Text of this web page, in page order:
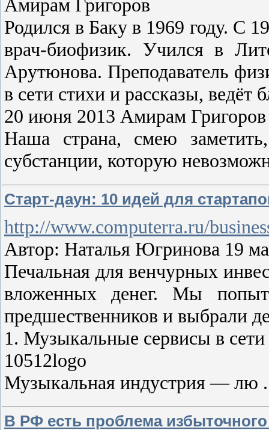
Амирам Григоров
Родился в Баку в 1969 году. С
врач-биофизик. Учился в
Арутюнова. Преподаватель
в сети стихи и рассказы,
20 июня 2013 Амирам Григоров
Наша страна, смею
субстанции, которую
Старт-даун: 10 идей для
http://www.computerra.ru/
Автор: Наталья Югринова 19
Печальная для венчурных
вложенных денег. Мы
предшественников и выбрали
1. Музыкальные сервисы в сети
10512logo
Музыкальная индустрия — лю
В РФ есть проблема